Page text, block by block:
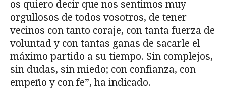
os quiero decir que nos sentimos muy
orgullosos de todos vosotros, de tener
vecinos con tanto coraje, con tanta fuerza de
voluntad y con tantas ganas de sacarle el
máximo partido a su tiempo. Sin complejos,
sin dudas, sin miedo; con confianza, con
empeño y con fe”, ha indicado.